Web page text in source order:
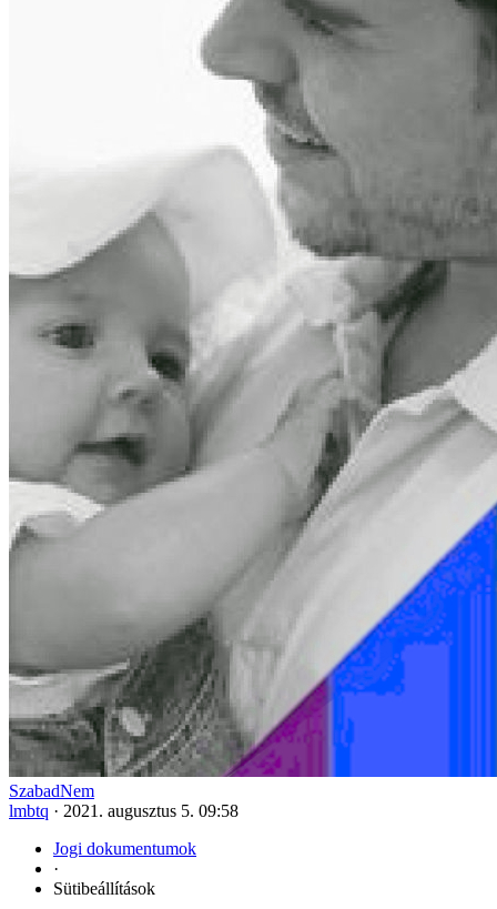
SzabadNem
lmbtq · 2021. augusztus 5. 09:58
Jogi dokumentumok
·
Sütibeállítások